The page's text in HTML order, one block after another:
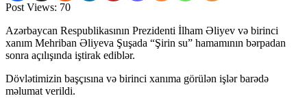
Post Views: 70
Azərbaycan Respublikasının Prezidenti İlham Əliyev və birinci
xanım Mehriban Əliyeva Şuşada “Şirin su” hamamının bərpadan
sonra açılışında iştirak ediblər.
Dövlətimizin başçısına və birinci xanıma görülən işlər barədə
məlumat verildi.